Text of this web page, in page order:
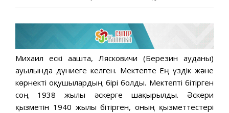
Михаил ескі ағашта, Лясковичи (Березин ауданы)
ауылында дүниеге келген. Мектепте Ең үздік және
көрнекті оқушылардың бірі болды. Мектепті бітірген
соң 1938 жылы әскерге шақырылды. Әскери
қызметін 1940 жылы бітірген, оның қызметтестері